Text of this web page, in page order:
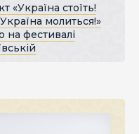
«Україна стоїть!
молиться!»
на фестивалі